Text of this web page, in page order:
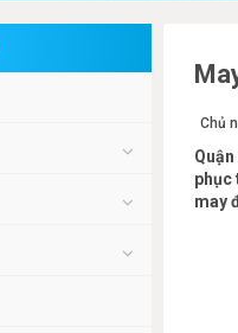
Chủ
phục
may